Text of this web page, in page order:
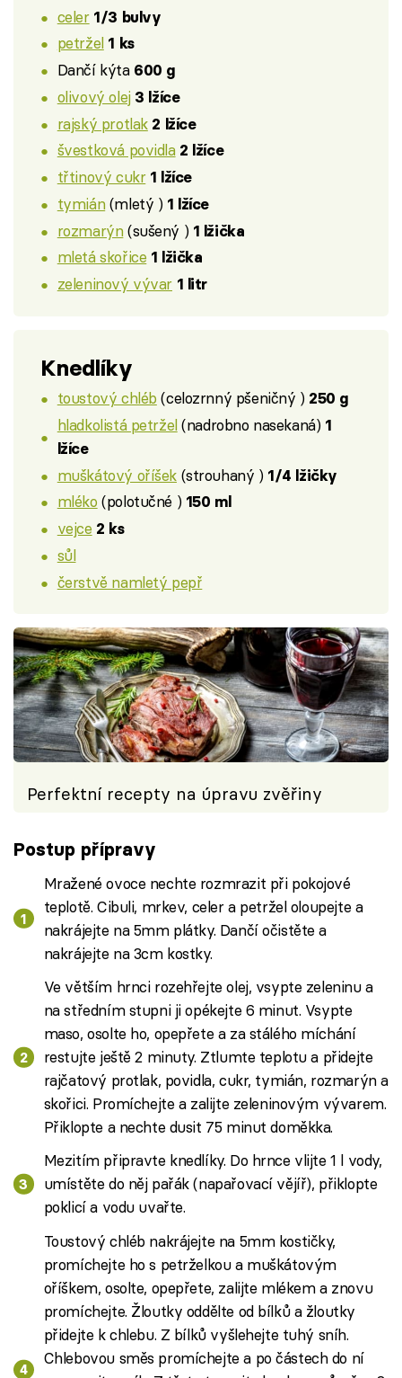
celer 1/3 bulvy
petržel 1 ks
Dančí kýta 600 g
olivový olej 3 lžíce
rajský protlak 2 lžíce
švestková povidla 2 lžíce
třtinový cukr 1 lžíce
tymián(mletý ) 1 lžíce
rozmarýn(sušený ) 1 lžička
mletá skořice 1 lžička
zeleninový vývar 1 litr
Knedlíky
toustový chléb (celozrnný pšeničný ) 250 g
hladkolistá petržel(nadrobno nasekaná) 1
lžíce
muškátový oříšek (strouhaný ) 1/4 lžičky
mléko (polotučné ) 150 ml
vejce 2 ks
sůl
čerstvě namletý pepř
Perfektní recepty na úpravu zvěřiny
Postup přípravy
Mražené ovoce nechte rozmrazit při pokojové
teplotě. Cibuli, mrkev, celer a petržel oloupejte a
nakrájejte na 5mm plátky. Dančí očistěte a
nakrájejte na 3cm kostky.
Ve větším hrnci rozehřejte olej, vsypte zeleninu a
na středním stupni ji opékejte 6 minut. Vsypte
maso, osolte ho, opepřete a za stálého míchání
restujte ještě 2 minuty. Ztlumte teplotu a přidejte
rajčatový protlak, povidla, cukr, tymián, rozmarýn a
skořici. Promíchejte a zalijte zeleninovým vývarem.
Přiklopte a nechte dusit 75 minut doměkka.
Mezitím připravte knedlíky. Do hrnce vlijte 1 l vody,
umístěte do něj pařák (napařovací vějíř), přiklopte
poklicí a vodu uvařte.
Toustový chléb nakrájejte na 5mm kostičky,
promíchejte ho s petrželkou a muškátovým
oříškem, osolte, opepřete, zalijte mlékem a znovu
promíchejte. Žloutky oddělte od bílků a žloutky
přidejte k chlebu. Z bílků vyšlehejte tuhý sníh.
Chlebovou směs promíchejte a po částech do ní